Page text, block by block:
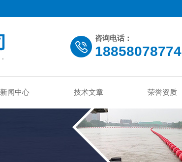
咨询电话：
18858078774
新闻中心 技术文章 荣誉资质